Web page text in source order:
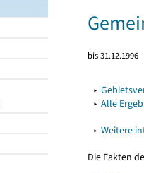
bis 31.12.1996
▸
▸ Alle
▸ Weitere
Die Fakten